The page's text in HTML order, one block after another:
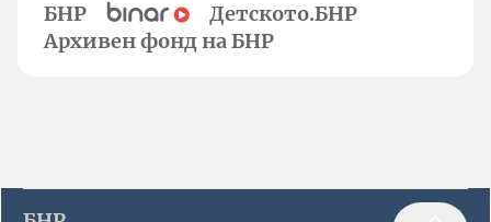
БНР
Детското.БНР
Архивен фонд на БНР